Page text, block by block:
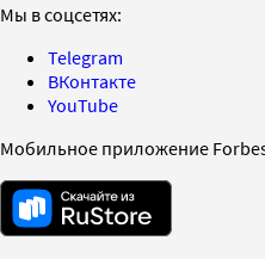
Мы в соцсетях:
Telegram
ВКонтакте
YouTube
Мобильное приложение